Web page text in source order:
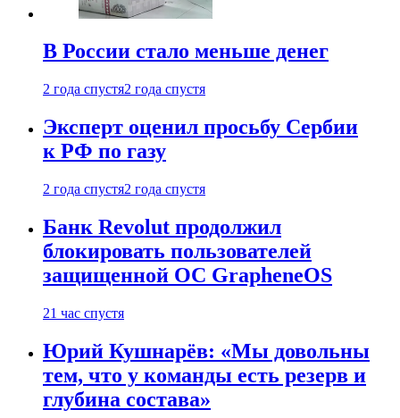
В России стало меньше денег
2 года спустя2 года спустя
Эксперт оценил просьбу Сербии
к РФ по газу
2 года спустя2 года спустя
Банк Revolut продолжил
блокировать пользователей
защищенной ОС GrapheneOS
21 час спустя
Юрий Кушнарёв: «Мы довольны
тем, что у команды есть резерв и
глубина состава»